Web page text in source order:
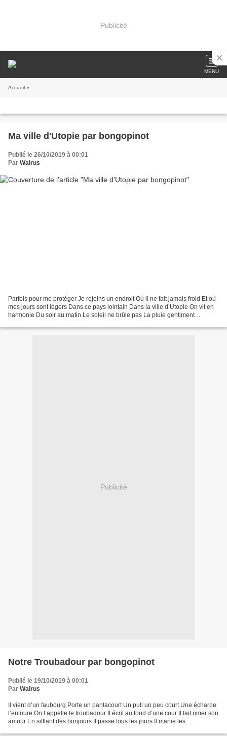
Publicité
MENU
Accueil »
Ma ville d'Utopie par bongopinot
Publié le 26/10/2019 à 00:01
Par Walrus
Parfois pour me protéger Je rejoins un endroit Où il ne fait jamais froid Et où
mes jours sont légers Dans ce pays lointain Dans la ville d’Utopie On vit en
harmonie Du soir au matin Le soleil ne brûle pas La pluie gentiment
Publicité
Notre Troubadour par bongopinot
Publié le 19/10/2019 à 00:01
Par Walrus
Il vient d’un faubourg Porte un pantacourt Un pull un peu court Une écharpe
l’entoure On l’appelle le troubadour Il écrit au fond d’une cour Il fait rimer son
amour En sifflant des bonjours Il passe tous les jours Il manie les